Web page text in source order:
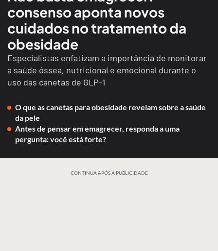
consenso aponta novos
cuidados no tratamento da
obesidade
Especialistas enfatizam a importância de monitorar
a saúde óssea, nutricional e emocional durante o
uso das canetas de GLP-1
O que as canetas para obesidade revelam sobre a saúde
da pele
Antes de pensar em emagrecer, responda a uma
pergunta: você está forte?
CONTINUA APÓS A PUBLICIDADE